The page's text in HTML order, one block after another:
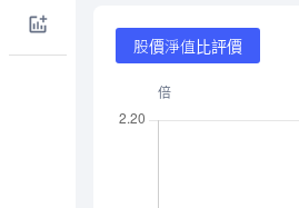
股價淨值比評價